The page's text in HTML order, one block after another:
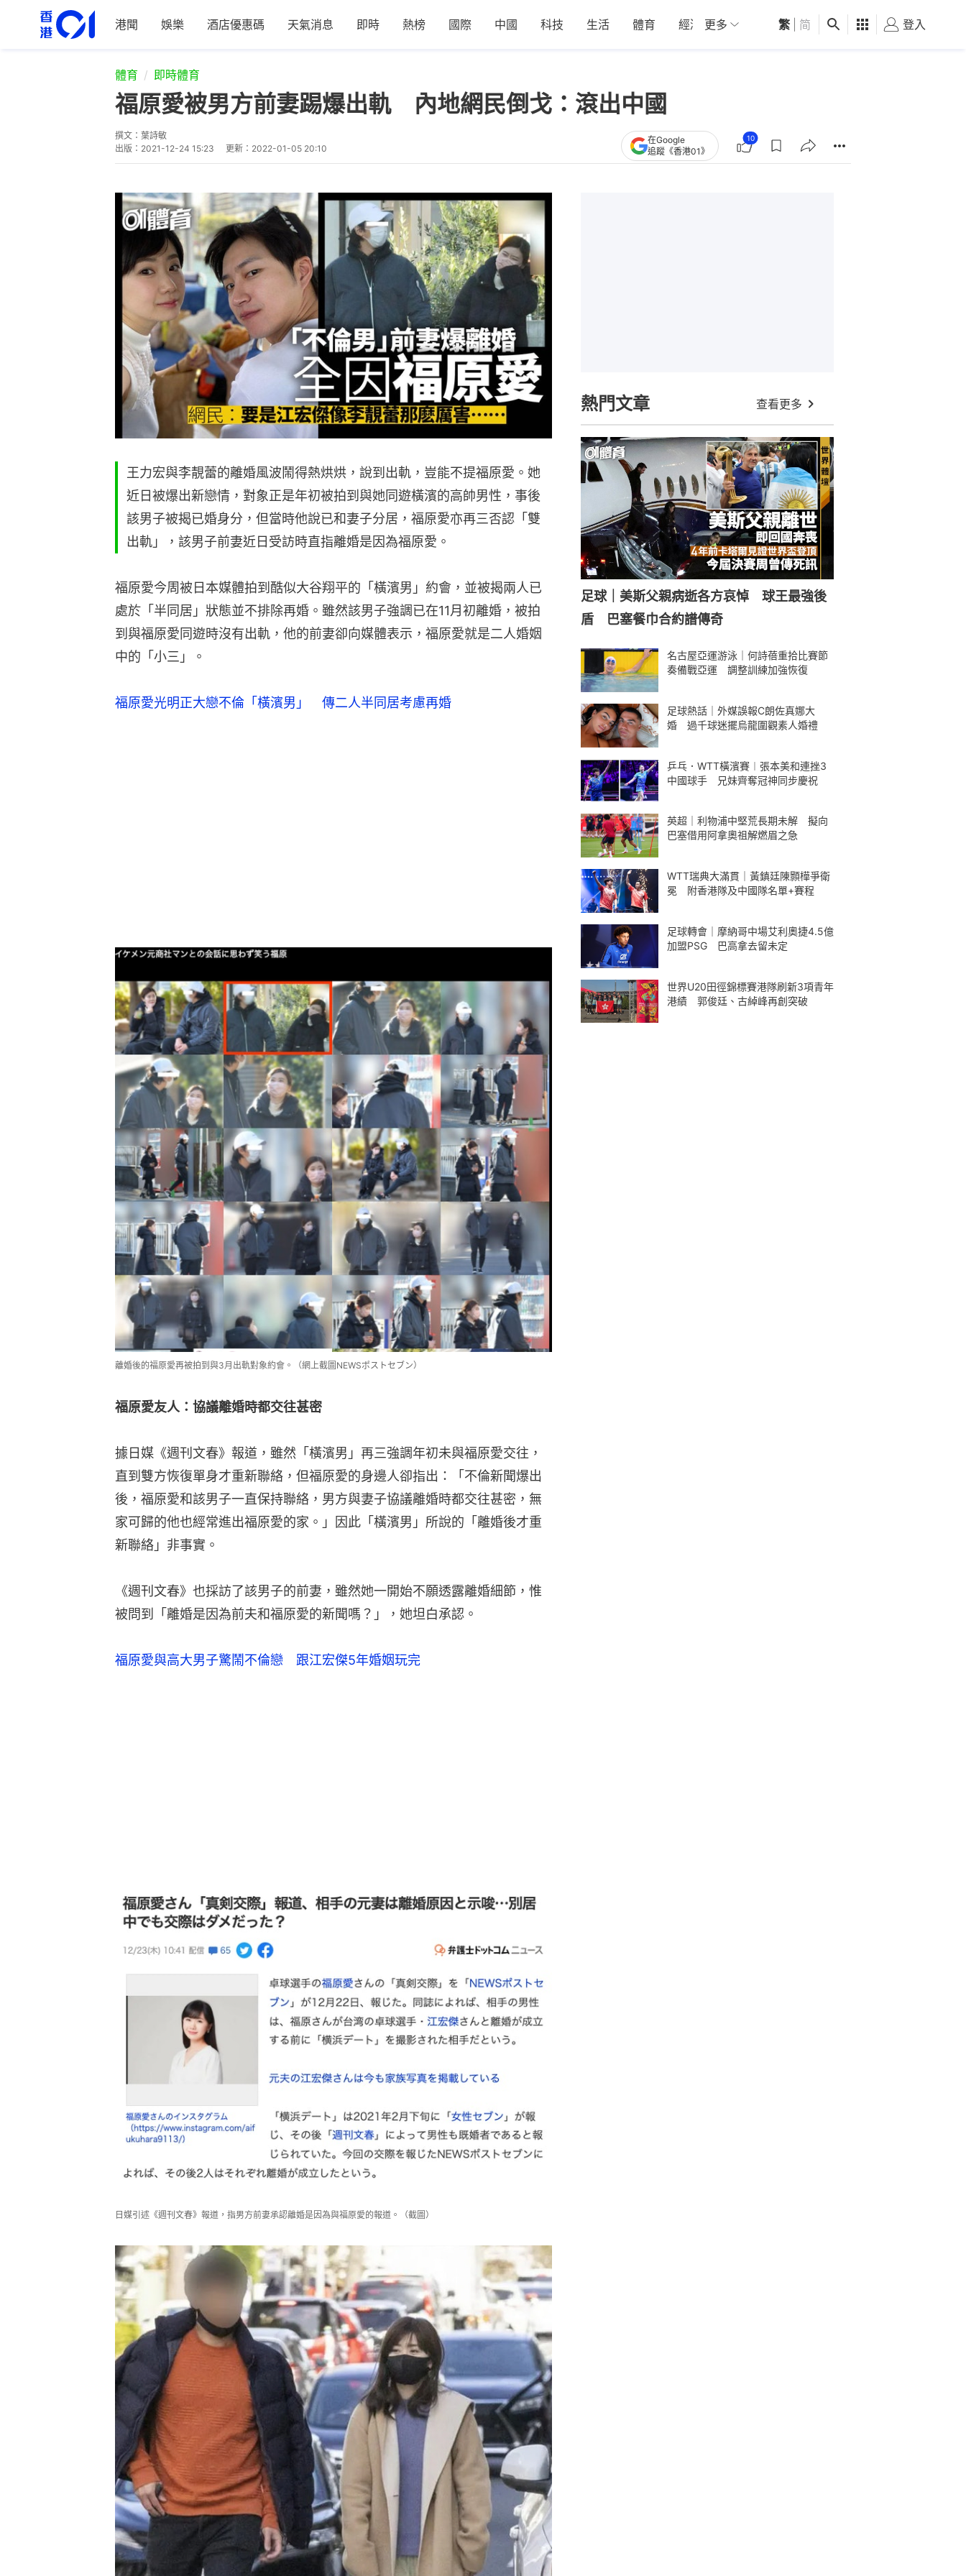
港聞 娛樂 酒店優惠碼 天氣消息 即時 熱榜 國際 中國 科技 生活 體育 經濟 01深圳 觀點 健康 好食玩飛
更多 繁 简 登入
體育 即時體育
福原愛被男方前妻踢爆出軌 內地網民倒戈：滾出中國
撰文： 葉詩敏
出版： 2021-12-24 15:23 更新： 2022-01-05 20:10
在Google
追蹤《香港01》
10
王力宏與李靚蕾的離婚風波鬧得熱烘烘，說到出軌，豈能不提福原愛。她
近日被爆出新戀情，對象正是年初被拍到與她同遊橫濱的高帥男性，事後
該男子被揭已婚身分，但當時他說已和妻子分居，福原愛亦再三否認「雙
出軌」，該男子前妻近日受訪時直指離婚是因為福原愛。
福原愛今周被日本媒體拍到酷似大谷翔平的「橫濱男」約會，並被揭兩人已
處於「半同居」狀態並不排除再婚。雖然該男子強調已在11月初離婚，被拍
到與福原愛同遊時沒有出軌，他的前妻卻向媒體表示，福原愛就是二人婚姻
中的「小三」。
福原愛光明正大戀不倫「橫濱男」　傳二人半同居考慮再婚
離婚後的福原愛再被拍到與3月出軌對象約會。（網上截圖NEWSポストセブン）
福原愛友人：協議離婚時都交往甚密
據日媒《週刊文春》報道，雖然「橫濱男」再三強調年初未與福原愛交往，
直到雙方恢復單身才重新聯絡，但福原愛的身邊人卻指出：「不倫新聞爆出
後，福原愛和該男子一直保持聯絡，男方與妻子協議離婚時都交往甚密，無
家可歸的他也經常進出福原愛的家。」因此「橫濱男」所說的「離婚後才重
新聯絡」非事實。
《週刊文春》也採訪了該男子的前妻，雖然她一開始不願透露離婚細節，惟
被問到「離婚是因為前夫和福原愛的新聞嗎？」，她坦白承認。
福原愛與高大男子驚鬧不倫戀　跟江宏傑5年婚姻玩完
日媒引述《週刊文春》報道，指男方前妻承認離婚是因為與福原愛的報道。（截圖）
熱門文章 查看更多
足球｜美斯父親病逝各方哀悼 球王最強後
盾 巴塞餐巾合約譜傳奇
名古屋亞運游泳｜何詩蓓重拾比賽節
奏備戰亞運 調整訓練加強恢復
足球熱話｜外媒誤報C朗佐真娜大
婚 過千球迷擺烏龍圍觀素人婚禮
乒乓．WTT橫濱賽︱張本美和連挫3
中國球手 兄妹齊奪冠神同步慶祝
英超｜利物浦中堅荒長期未解 擬向
巴塞借用阿拿奧祖解燃眉之急
WTT瑞典大滿貫｜黃鎮廷陳顥樺爭衛
冕 附香港隊及中國隊名單+賽程
足球轉會｜摩納哥中場艾利奧捷4.5億
加盟PSG 巴高拿去留未定
世界U20田徑錦標賽港隊刷新3項青年
港績 郭俊廷、古綽峰再創突破